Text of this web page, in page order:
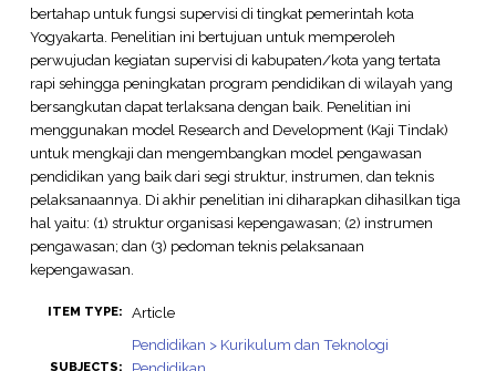
bertahap untuk fungsi supervisi di tingkat pemerintah kota
Yogyakarta. Penelitian ini bertujuan untuk memperoleh
perwujudan kegiatan supervisi di kabupaten/kota yang tertata
rapi sehingga peningkatan program pendidikan di wilayah yang
bersangkutan dapat terlaksana dengan baik. Penelitian ini
menggunakan model Research and Development (Kaji Tindak)
untuk mengkaji dan mengembangkan model pengawasan
pendidikan yang baik dari segi struktur, instrumen, dan teknis
pelaksanaannya. Di akhir penelitian ini diharapkan dihasilkan tiga
hal yaitu: (1) struktur organisasi kepengawasan; (2) instrumen
pengawasan; dan (3) pedoman teknis pelaksanaan
kepengawasan.
ITEM TYPE: Article
SUBJECTS:
Pendidikan > Kurikulum dan Teknologi